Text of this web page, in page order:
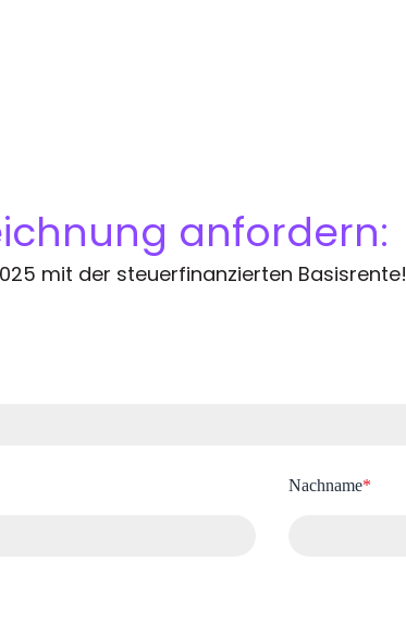
anfordern:
mit der steuerfinanzierten Basisrente!
Nachname*